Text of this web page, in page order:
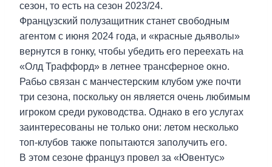
сезон, то есть на сезон 2023/24.
Французский полузащитник станет свободным
агентом с июня 2024 года, и «красные дьяволы»
вернутся в гонку, чтобы убедить его переехать на
«Олд Траффорд» в летнее трансферное окно.
Рабьо связан с манчестерским клубом уже почти
три сезона, поскольку он является очень любимым
игроком среди руководства. Однако в его услугах
заинтересованы не только они: летом несколько
топ-клубов также попытаются заполучить его.
В этом сезоне француз провел за «Ювентус»